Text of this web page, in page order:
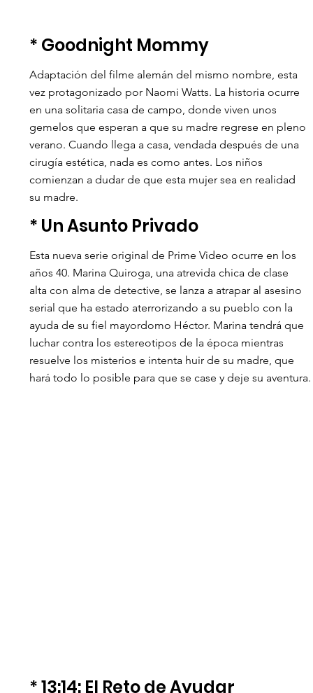
* Goodnight Mommy
Adaptación del filme alemán del mismo nombre, esta
vez protagonizado por Naomi Watts. La historia ocurre
en una solitaria casa de campo, donde viven unos
gemelos que esperan a que su madre regrese en pleno
verano. Cuando llega a casa, vendada después de una
cirugía estética, nada es como antes. Los niños
comienzan a dudar de que esta mujer sea en realidad
su madre.
* Un Asunto Privado
Esta nueva serie original de Prime Video ocurre en los
años 40. Marina Quiroga, una atrevida chica de clase
alta con alma de detective, se lanza a atrapar al asesino
serial que ha estado aterrorizando a su pueblo con la
ayuda de su fiel mayordomo Héctor. Marina tendrá que
luchar contra los estereotipos de la época mientras
resuelve los misterios e intenta huir de su madre, que
hará todo lo posible para que se case y deje su aventura.
* 13:14: El Reto de Ayudar